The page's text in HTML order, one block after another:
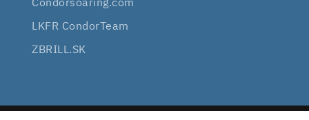
LKFR CondorTeam
ZBRILL.SK